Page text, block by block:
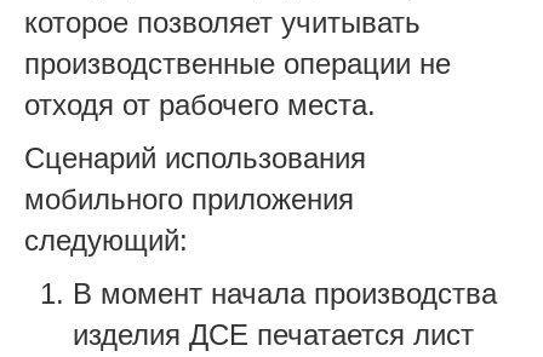
которое позволяет учитывать
производственные операции не
отходя от рабочего места.
Сценарий использования
мобильного приложения
следующий:
В момент начала производства
изделия ДСЕ печатается лист